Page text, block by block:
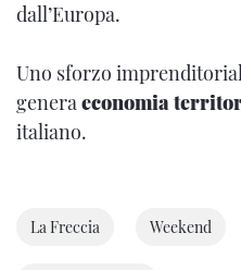
dall’Europa.
Uno sforzo
genera economia
italiano.
La Freccia Weekend